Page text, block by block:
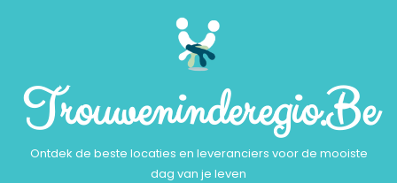
Trouweninderegio.be
Ontdek de beste locaties en leveranciers voor de mooiste
dag van je leven